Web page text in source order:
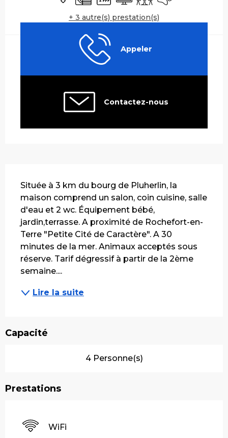
+ 3 autre(s) prestation(s)
Appeler
Contactez-nous
Située à 3 km du bourg de Pluherlin, la
maison comprend un salon, coin cuisine, salle
d'eau et 2 wc. Équipement bébé,
jardin,terrasse. A proximité de Rochefort-en-
Terre "Petite Cité de Caractère". A 30
minutes de la mer. Animaux acceptés sous
réserve. Tarif dégressif à partir de la 2ème
semaine....
Lire la suite
Capacité
4 Personne(s)
Prestations
WiFi